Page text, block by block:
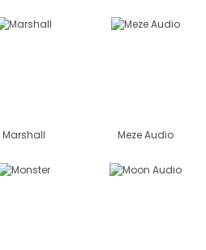
Marshall Meze Audio